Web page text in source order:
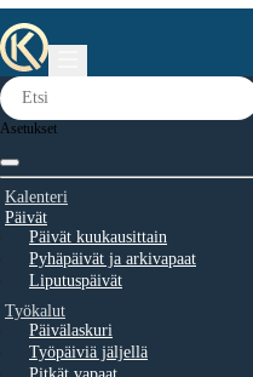
Asetukset
Kalenteri
Päivät
Päivät kuukausittain
Pyhäpäivät ja arkivapaat
Liputuspäivät
Työkalut
Päivälaskuri
Työpäiviä jäljellä